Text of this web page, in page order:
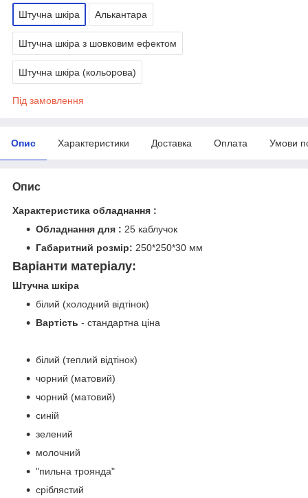
Штучна шкіра Алькантара
Штучна шкіра з шовковим ефектом
Штучна шкіра (кольорова)
Під замовлення
Опис Характеристики Доставка Оплата Умови
Опис
Характеристика обладнання :
Обладнання для : 25 каблучок
Габаритний розмір: 250*250*30 мм
Варіанти матеріалу:
Штучна шкіра
білий (холодний відтінок)
Вартість - стандартна ціна
білий (теплий відтінок)
чорний (матовий)
чорний (матовий)
синій
зелений
молочний
"пильна троянда"
сріблястий